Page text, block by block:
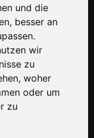
und die
besser an
wir
zu
woher
oder um
zu